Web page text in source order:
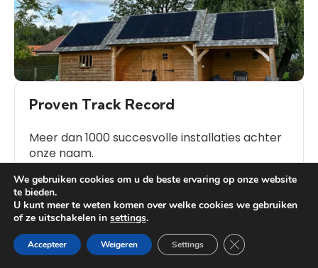
Proven Track Record
Meer dan 1000 succesvolle installaties achter
onze naam.
Veelgestelde Vragen (FAQ)
We gebruiken cookies om u de beste ervaring op onze website
te bieden.
U kunt meer te weten komen over welke cookies we gebruiken
of ze uitschakelen in settings.
Accepteer Weigeren Settings Close GDPR